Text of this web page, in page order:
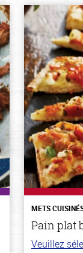
METS
Pain plat
Veuillez